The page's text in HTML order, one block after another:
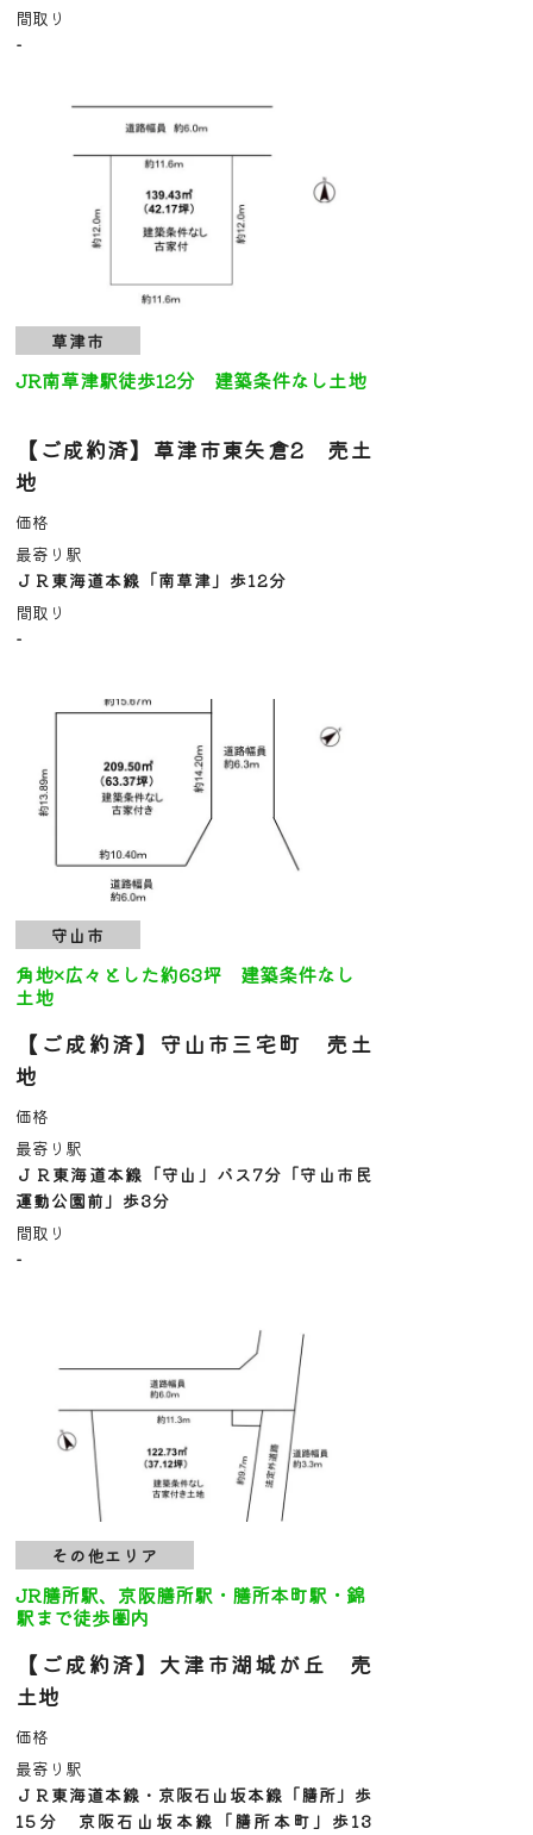
間取り
-
草津市
JR南草津駅徒歩12分 建築条件なし土地
【ご成約済】草津市東矢倉2 売土
地
価格
最寄り駅
ＪＲ東海道本線「南草津」歩12分
間取り
-
守山市
角地×広々とした約63坪 建築条件なし
土地
【ご成約済】守山市三宅町 売土
地
価格
最寄り駅
ＪＲ東海道本線「守山」バス7分「守山市民
運動公園前」歩3分
間取り
-
その他エリア
JR膳所駅、京阪膳所駅・膳所本町駅・錦
駅まで徒歩圏内
【ご成約済】大津市湖城が丘 売
土地
価格
最寄り駅
ＪＲ東海道本線・京阪石山坂本線「膳所」歩
15分 京阪石山坂本線「膳所本町」歩13